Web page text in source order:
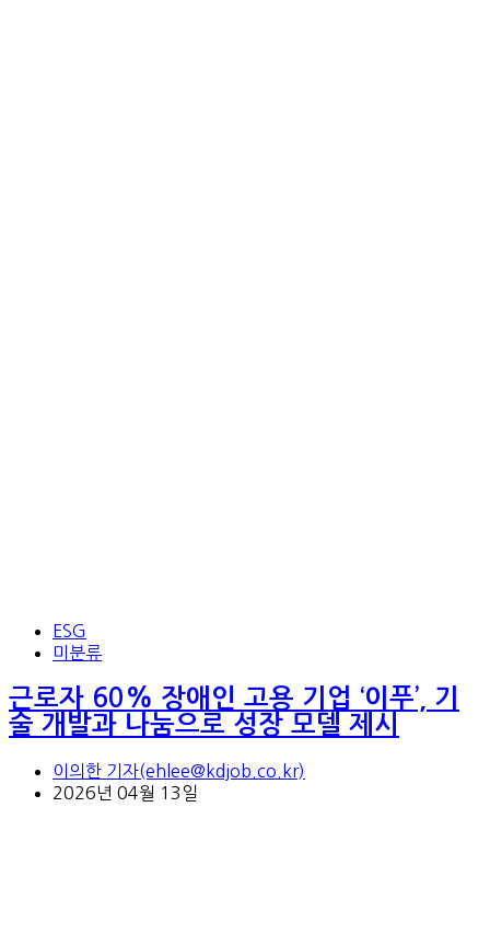
ESG
미분류
근로자 60% 장애인 고용 기업 ‘이푸’, 기
술 개발과 나눔으로 성장 모델 제시
이의한 기자(ehlee@kdjob.co.kr)
2026년 04월 13일